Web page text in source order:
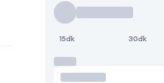
15dk 30dk